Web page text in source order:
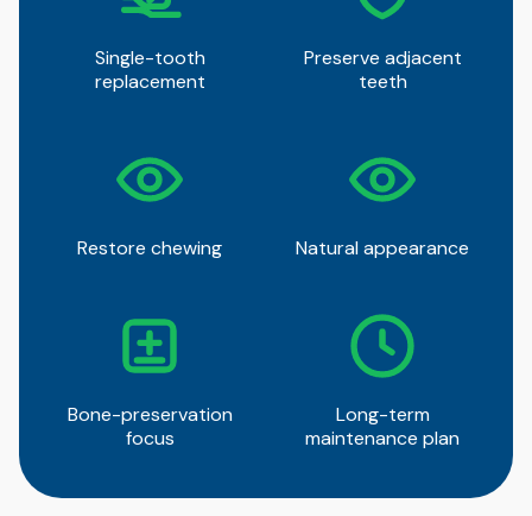
Single-tooth
replacement
Preserve adjacent
teeth
Restore chewing Natural appearance
Bone-preservation
focus
Long-term
maintenance plan